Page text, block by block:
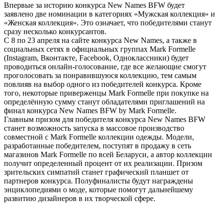
Впервые за историю конкурса New Names BFW будет
заявлено две номинации в категориях «Мужская коллекция» и
«Женская коллекция». Это означает, что победителями станут
сразу несколько конкурсантов.
С 8 по 23 апреля на сайте конкурса New Names, а также в
социальных сетях в официальных группах Mark Formelle
(Instagram, Вконтакте, Facebook, Одноклассники) будет
проводиться онлайн-голосование, где все желающие смогут
проголосовать за понравившуюся коллекцию, тем самым
повлияв на выбор одного из победителей конкурса. Кроме
того, некоторые приверженцы Mark Formelle при покупке на
определённую сумму станут обладателями приглашений на
финал конкурса New Names BFW by Mark Formelle.
Главным призом для победителя конкурса New Names BFW
станет возможность запуска в массовое производство
совместной с Mark Formelle коллекции одежды. Модели,
разработанные победителем, поступят в продажу в сеть
магазинов Mark Formelle по всей Беларуси, а автор коллекции
получит определенный процент от их реализации. Призом
зрительских симпатий станет графический планшет от
партнеров конкурса. Полуфиналисты будут награждены
энциклопедиями о моде, которые помогут дальнейшему
развитию дизайнеров в их творческой сфере.